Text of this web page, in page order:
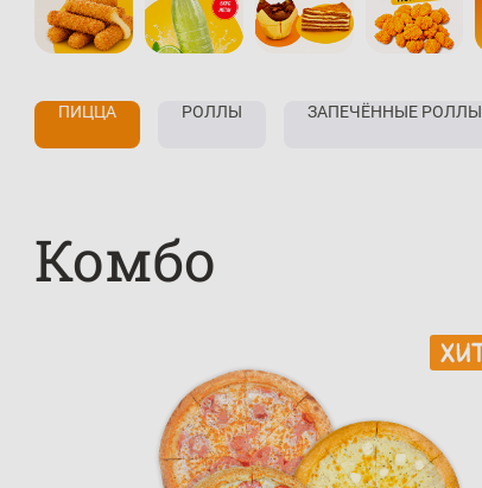
ПИЦЦА РОЛЛЫ ЗАПЕЧЁННЫЕ РОЛЛЫ
Комбо